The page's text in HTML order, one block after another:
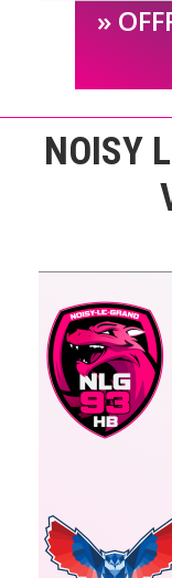
NOISY